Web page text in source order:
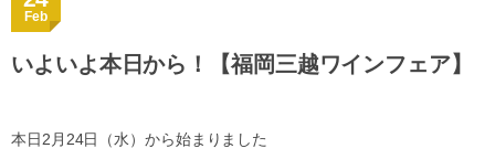
Feb
いよいよ本日から！【福岡三越ワインフェア】
本日2月24日（水）から始まりました